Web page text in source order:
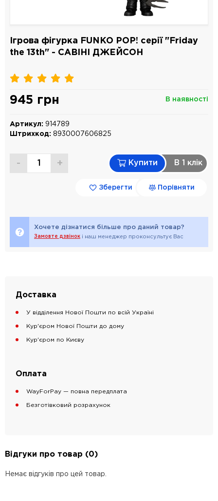
Ігрова фігурка FUNKO POP! серії "Friday
the 13th" - САВІНІ ДЖЕЙСОН
В наявності
945 грн
Артикул: 914789
Штрихкод: 8930007606825
- + Купити В 1 клiк
Зберегти Порівняти
Хочете дізнатися більше про даний товар?
Замовте дзвінок і наш менеджер проконсультує Вас
Доставка
У відділення Нової Пошти по всій Україні
Кур'єром Нової Пошти до дому
Кур'єром по Києву
Оплата
WayForPay — повна передплата
Безготівковий розрахунок
Відгуки про товар (0)
Немає відгуків про цей товар.